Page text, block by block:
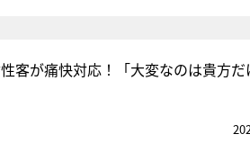
客が痛快対応！「大変なのは貴方だ